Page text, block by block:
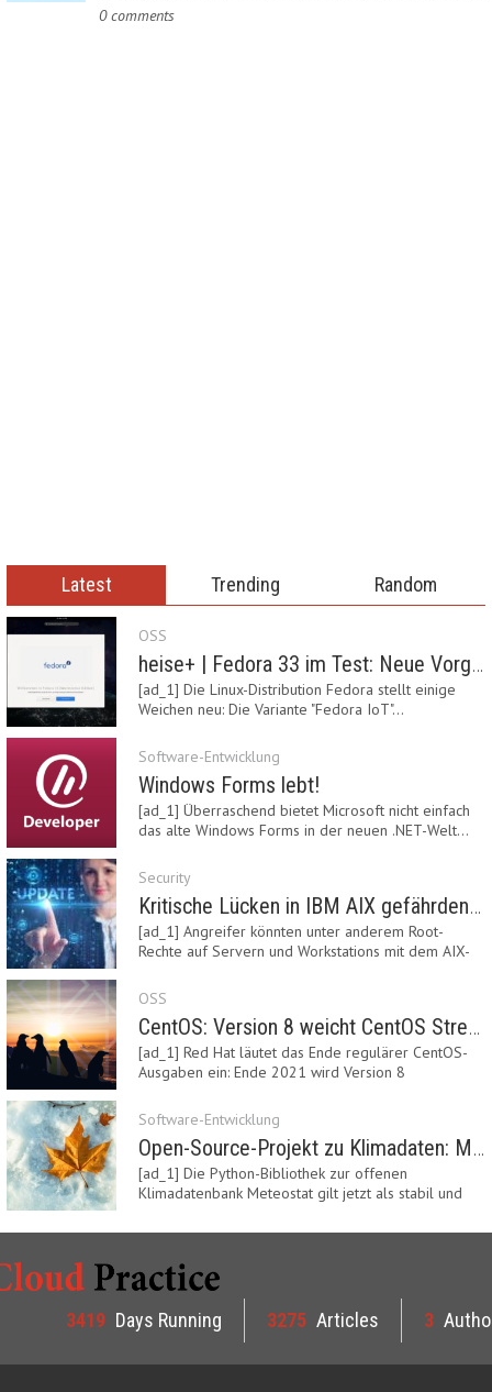
0 comments
Latest Trending Random
OSS
heise+ | Fedora 33 im Test: Neue Vorgaben mit Btrfs, Systemd-Resolved und zRAM
[ad_1] Die Linux-Distribution Fedora stellt einige
Weichen neu: Die Variante "Fedora IoT"…
Software-Entwicklung
Windows Forms lebt!
[ad_1] Überraschend bietet Microsoft nicht einfach
das alte Windows Forms in der neuen .NET-Welt…
Security
Kritische Lücken in IBM AIX gefährden Server
[ad_1] Angreifer könnten unter anderem Root-
Rechte auf Servern und Workstations mit dem AIX-
OSS
CentOS: Version 8 weicht CentOS Stream
[ad_1] Red Hat läutet das Ende regulärer CentOS-
Ausgaben ein: Ende 2021 wird Version 8
Software-Entwicklung
Open-Source-Projekt zu Klimadaten: Meteostat Python Library 1.0 erschienen
[ad_1] Die Python-Bibliothek zur offenen
Klimadatenbank Meteostat gilt jetzt als stabil und
3419 Days Running 3275 Articles 3